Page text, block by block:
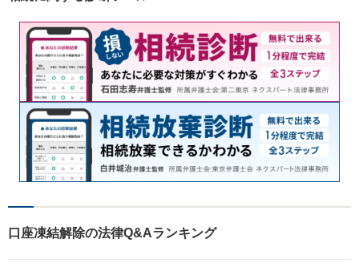
談ください。
口座凍結解除の法律Q&Aランキング